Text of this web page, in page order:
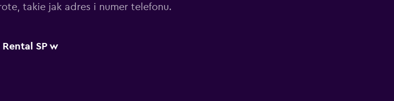
takie jak adres i numer telefonu.
SP w